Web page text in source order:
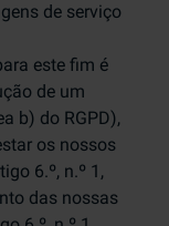
de serviço
este fim é
de um
b) do RGPD),
os nossos
6.º, n.º 1,
das nossas